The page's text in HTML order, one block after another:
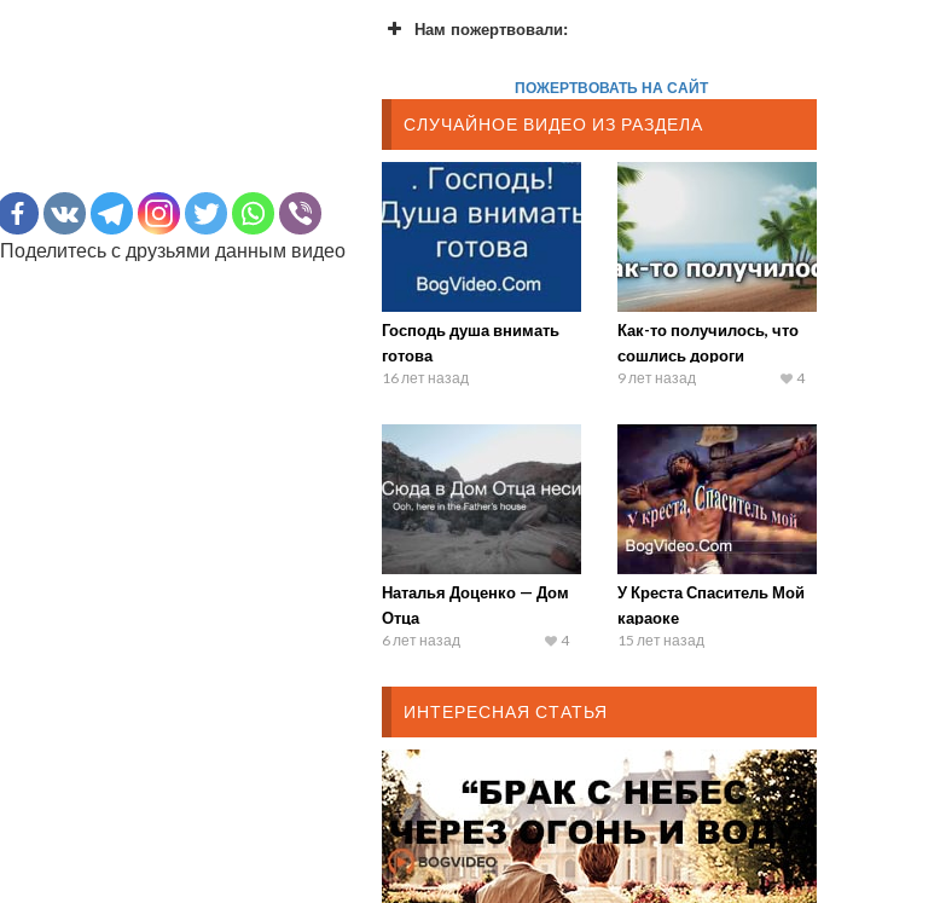
Поделитесь с друзьями данным видео
Нам пожертвовали:
ПОЖЕРТВОВАТЬ НА САЙТ
СЛУЧАЙНОЕ ВИДЕО ИЗ РАЗДЕЛА
Господь душа внимать
готова
16 лет назад
Как-то получилось, что
сошлись дороги
9 лет назад 4
Наталья Доценко — Дом
Отца
6 лет назад 4
У Креста Спаситель Мой
караоке
15 лет назад
ИНТЕРЕСНАЯ СТАТЬЯ